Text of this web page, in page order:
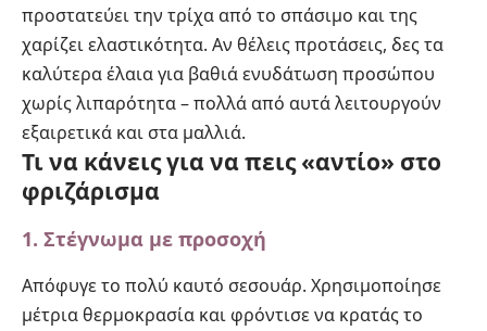
προστατεύει την τρίχα από το σπάσιμο και της
χαρίζει ελαστικότητα. Αν θέλεις προτάσεις, δεςτα
καλύτερα έλαια για βαθιά ενυδάτωση προσώπου
χωρίς λιπαρότητα– πολλά από αυτά λειτουργούν
εξαιρετικά και στα μαλλιά.
Τι να κάνεις για να πεις «αντίο» στο
φριζάρισμα
1. Στέγνωμα με προσοχή
Απόφυγε το πολύ καυτό σεσουάρ. Χρησιμοποίησε
μέτρια θερμοκρασία και φρόντισε να κρατάς το